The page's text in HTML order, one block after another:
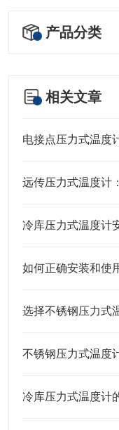
产品分类
相关文章
电接点压力式温度
远传压力式温度计
冷库压力式温度计
如何正确安装和使
选择不锈钢压力式
不锈钢压力式温度
冷库压力式温度计